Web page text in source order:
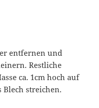
entfernen und
Restliche
ca. 1cm hoch auf
Blech streichen.